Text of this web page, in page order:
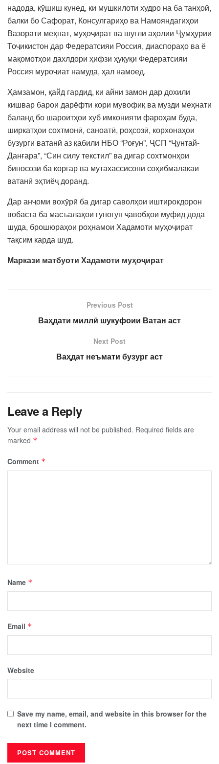
надода, кӯшиш кунед, ки мушкилоти худро на ба танҳоӣ,
балки бо Сафорат, Консулгариҳо ва Намояндагиҳои
Вазорати меҳнат, муҳоҷират ва шуғли аҳолии Ҷумҳурии
Тоҷикистон дар Федератсияи Россия, диаспораҳо ва ё
мақомотҳои дахлдори ҳифзи ҳуқуқи Федератсияи
Россия муроҷиат намуда, ҳал намоед.
Ҳамзамон, қайд гардид, ки айни замон дар дохили
кишвар барои дарёфти кори мувофиқ ва музди меҳнати
баланд бо шароитҳои хуб имконияти фароҳам буда,
ширкатҳои сохтмонӣ, саноатӣ, роҳсозӣ, корхонаҳои
бузурги ватанӣ аз қабили НБО “Роғун”, ҶСП “Ҷунтай-
Данғара”, “Син силу текстил” ва дигар сохтмонҳои
биносозӣ ба коргар ва мутахассисони соҳибмалакаи
ватанӣ эҳтиёҷ доранд.
Дар анҷоми вохӯрӣ ба дигар саволҳои иштирокдорон
вобаста ба масъалаҳои гуногун ҷавобҳои муфид дода
шуда, брошюраҳои роҳнамои Хадамоти муҳоҷират
тақсим карда шуд.
Маркази матбуоти Хадамоти муҳоҷират
Previous Post
Ваҳдати миллӣ шукуфоии Ватан аст
Next Post
Ваҳдат неъмати бузург аст
Leave a Reply
Your email address will not be published. Required fields are
marked *
Comment *
Name *
Email *
Website
Save my name, email, and website in this browser for the
next time I comment.